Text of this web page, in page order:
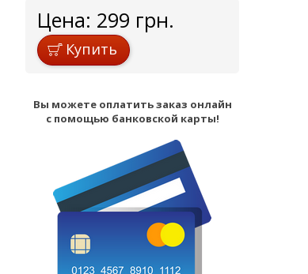
Цена: 299 грн.
Купить
Вы можете оплатить заказ онлайн
с помощью банковской карты!